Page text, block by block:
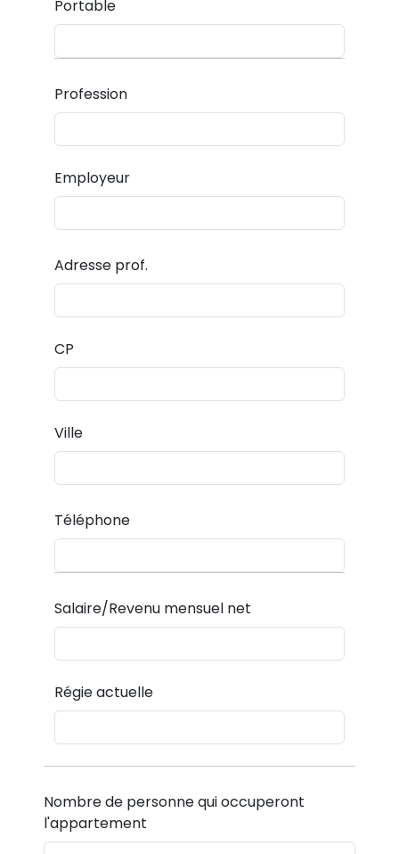
Portable
Profession
Employeur
Adresse prof.
CP
Ville
Téléphone
Salaire/Revenu mensuel net
Régie actuelle
Nombre de personne qui occuperont
l'appartement